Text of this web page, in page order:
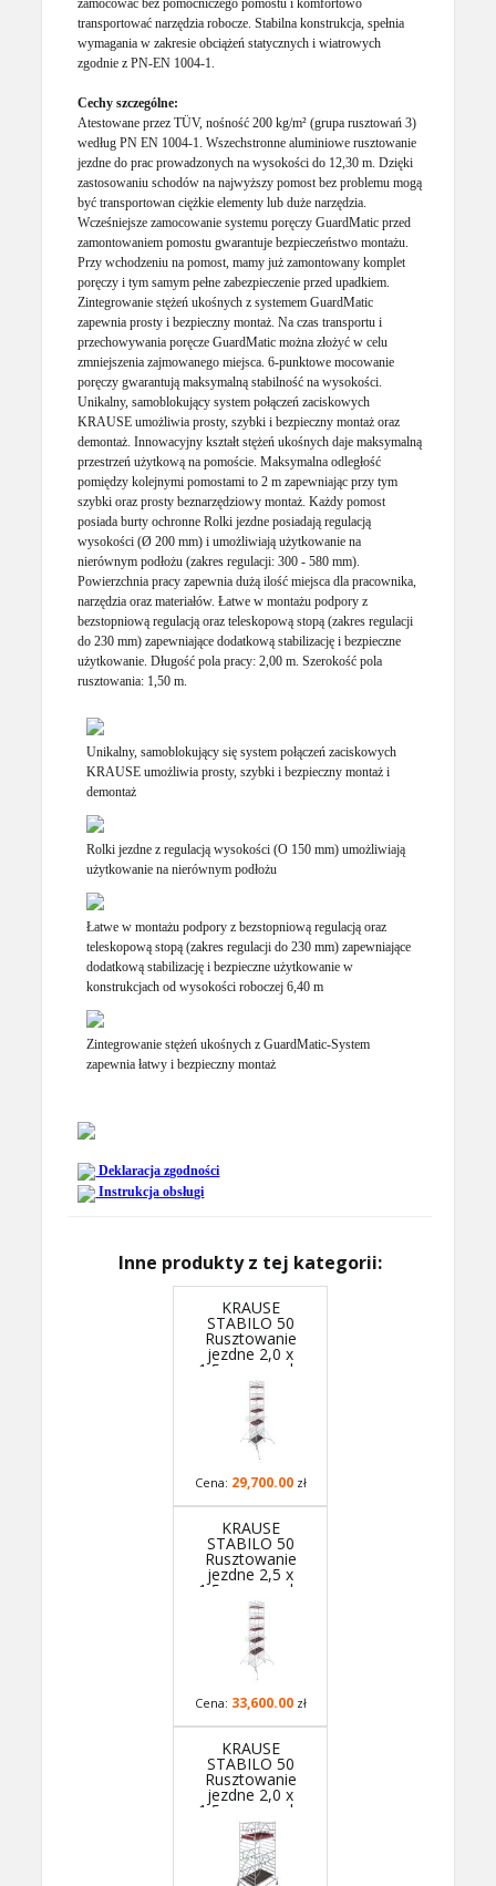
transportować narzędzia robocze. Stabilna konstrukcja, spełnia
wymagania w zakresie obciążeń statycznych i wiatrowych
zgodnie z PN-EN 1004-1.
Cechy szczególne:
Atestowane przez TÜV, nośność 200 kg/m² (grupa rusztowań 3)
według PN EN 1004-1. Wszechstronne aluminiowe rusztowanie
jezdne do prac prowadzonych na wysokości do 12,30 m. Dzięki
zastosowaniu schodów na najwyższy pomost bez problemu mogą
być transportowan ciężkie elementy lub duże narzędzia.
Wcześniejsze zamocowanie systemu poręczy GuardMatic przed
zamontowaniem pomostu gwarantuje bezpieczeństwo montażu.
Przy wchodzeniu na pomost, mamy już zamontowany komplet
poręczy i tym samym pełne zabezpieczenie przed upadkiem.
Zintegrowanie stężeń ukośnych z systemem GuardMatic
zapewnia prosty i bezpieczny montaż. Na czas transportu i
przechowywania poręcze GuardMatic można złożyć w celu
zmniejszenia zajmowanego miejsca. 6-punktowe mocowanie
poręczy gwarantują maksymalną stabilność na wysokości.
Unikalny, samoblokujący system połączeń zaciskowych
KRAUSE umożliwia prosty, szybki i bezpieczny montaż oraz
demontaż. Innowacyjny kształt stężeń ukośnych daje maksymalną
przestrzeń użytkową na pomoście. Maksymalna odległość
pomiędzy kolejnymi pomostami to 2 m zapewniając przy tym
szybki oraz prosty beznarzędziowy montaż. Każdy pomost
posiada burty ochronne Rolki jezdne posiadają regulacją
wysokości (Ø 200 mm) i umożliwiają użytkowanie na
nierównym podłożu (zakres regulacji: 300 - 580 mm).
Powierzchnia pracy zapewnia dużą ilość miejsca dla pracownika,
narzędzia oraz materiałów. Łatwe w montażu podpory z
bezstopniową regulacją oraz teleskopową stopą (zakres regulacji
do 230 mm) zapewniające dodatkową stabilizację i bezpieczne
użytkowanie. Długość pola pracy: 2,00 m. Szerokość pola
rusztowania: 1,50 m.
Unikalny, samoblokujący się system połączeń zaciskowych
KRAUSE umożliwia prosty, szybki i bezpieczny montaż i
demontaż
Rolki jezdne z regulacją wysokości (O 150 mm) umożliwiają
użytkowanie na nierównym podłożu
Łatwe w montażu podpory z bezstopniową regulacją oraz
teleskopową stopą (zakres regulacji do 230 mm) zapewniające
dodatkową stabilizację i bezpieczne użytkowanie w
konstrukcjach od wysokości roboczej 6,40 m
Zintegrowanie stężeń ukośnych z GuardMatic-System
zapewnia łatwy i bezpieczny montaż
Deklaracja zgodności
Instrukcja obsługi
Inne produkty z tej kategorii:
KRAUSE
STABILO 50
Rusztowanie
jezdne 2,0 x
1,5m, wys.rob.
11,4m - 781093P
- GUARDMATIC
Nowa norma PN
EN 1004-1
Cena: 29,700.00zł
KRAUSE
STABILO 50
Rusztowanie
jezdne 2,5 x
1,5m, wys.rob.
12,4m - 782106P
- GUARDMATIC
Nowa norma PN
EN 1004-1
Cena: 33,600.00zł
KRAUSE
STABILO 50
Rusztowanie
jezdne 2,0 x
1,5m, wys.rob.
5,4m - 781031P -
GUARDMATIC
Nowa norma PN
EN 1004-1